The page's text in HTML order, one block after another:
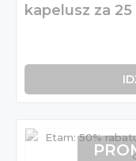
kapelusz za 25